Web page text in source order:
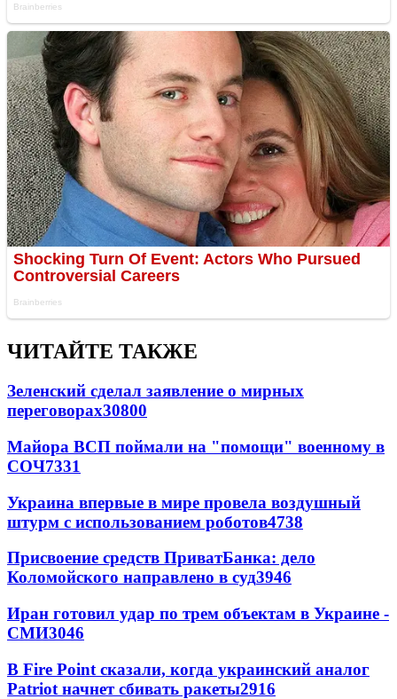
ЧИТАЙТЕ ТАКЖЕ
Зеленский сделал заявление о мирных
переговорах30800
Майора ВСП поймали на "помощи" военному в
СОЧ7331
Украина впервые в мире провела воздушный
штурм с использованием роботов4738
Присвоение средств ПриватБанка: дело
Коломойского направлено в суд3946
Иран готовил удар по трем объектам в Украине -
СМИ3046
В Fire Point сказали, когда украинский аналог
Patriot начнет сбивать ракеты2916